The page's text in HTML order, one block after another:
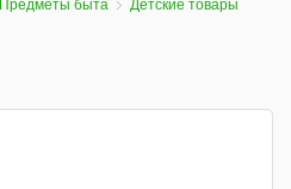
Предметы быта Детские товары